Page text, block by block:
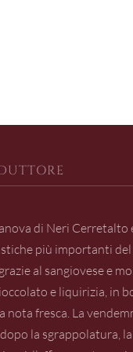
di Neri Cerretalto
più importanti
al sangiovese e
e liquirizia, in
nota fresca. La
la sgrappolatura,